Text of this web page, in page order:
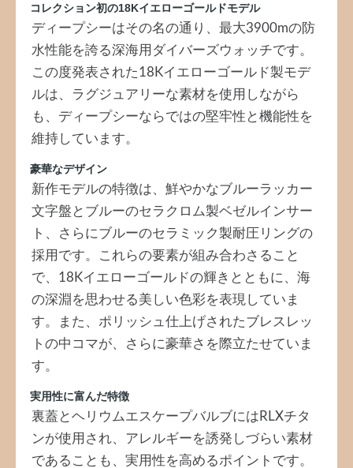
コレクション初の18Kイエローゴールドモデル
ディープシーはその名の通り、最大3900mの防
水性能を誇る深海用ダイバーズウォッチです。
この度発表された18Kイエローゴールド製モデ
ルは、ラグジュアリーな素材を使用しながら
も、ディープシーならではの堅牢性と機能性を
維持しています。
豪華なデザイン
新作モデルの特徴は、鮮やかなブルーラッカー
文字盤とブルーのセラクロム製ベゼルインサー
ト、さらにブルーのセラミック製耐圧リングの
採用です。これらの要素が組み合わさること
で、18Kイエローゴールドの輝きとともに、海
の深淵を思わせる美しい色彩を表現していま
す。また、ポリッシュ仕上げされたブレスレッ
トの中コマが、さらに豪華さを際立たせていま
す。
実用性に富んだ特徴
裏蓋とヘリウムエスケープバルブにはRLXチタ
ンが使用され、アレルギーを誘発しづらい素材
であることも、実用性を高めるポイントです。